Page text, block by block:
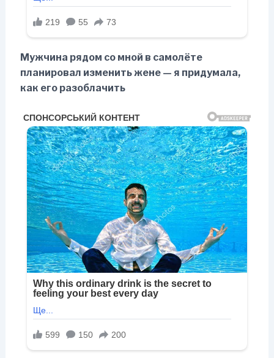
Мужчина рядом со мной в самолёте
планировал изменить жене — я придумала,
как его разоблачить